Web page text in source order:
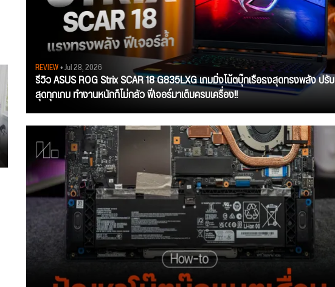
REVIEW• Jul 28, 2026
รีวิว ASUS ROG Strix SCAR 18 G835LXG เกมมิ่งโน้ตบุ๊กเรือธงสุดทรงพลัง ปรับ
สุดทุกเกม ทำงานหนักก็ไม่กลัว ฟีเจอร์มาเต็มครบเครื่อง!!